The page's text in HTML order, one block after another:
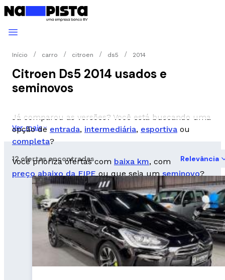
Início carro citroen ds5 2014
Citroen Ds5 2014 usados e
seminovos
Já comparou as versões? Você está buscando uma
opção de entrada, intermediária, esportiva ou
completa?
Você prioriza ofertas com baixa km, com
preço abaixo da FIPEou que seja umseminovo?
Ver mais
12 ofertas encontradas Relevância